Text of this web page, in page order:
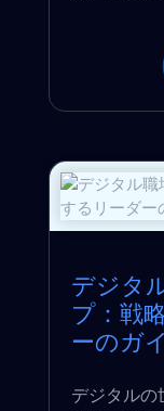
デジタ
プ：戦
ーのガ
デジタルの